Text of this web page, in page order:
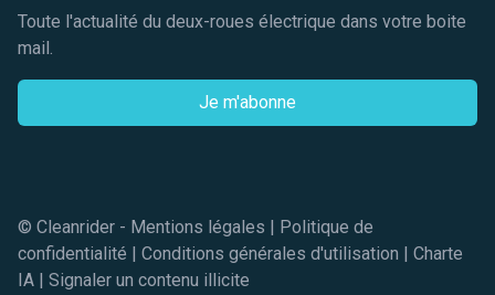
Toute l'actualité du deux-roues électrique dans votre boite
mail.
Je m'abonne
© Cleanrider - Mentions légales
Politique de
confidentialité
Conditions générales d'utilisation
Charte
IA
Signaler un contenu illicite